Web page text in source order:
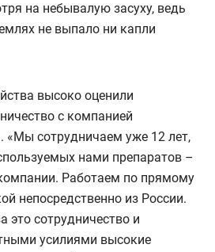
на небывалую засуху, ведь
не выпало ни капли
высоко оценили
с компанией
«Мы сотрудничаем уже 12 лет,
нами препаратов –
Работаем по прямому
непосредственно из России.
это сотрудничество и
усилиями высокие